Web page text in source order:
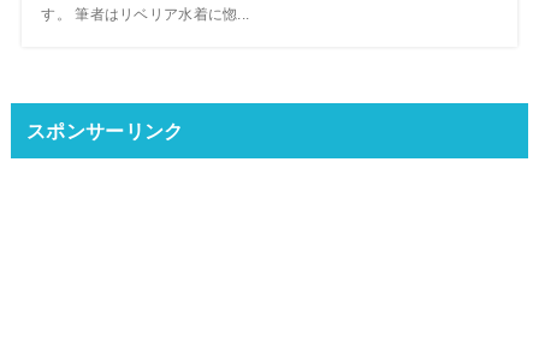
す。 筆者はリベリア水着に惚...
スポンサーリンク